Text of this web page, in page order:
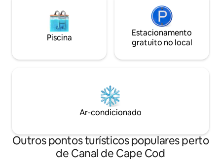
Piscina
Estacionamento
gratuito no local
Ar-condicionado
Outros pontos turísticos populares perto
de Canal de Cape Cod